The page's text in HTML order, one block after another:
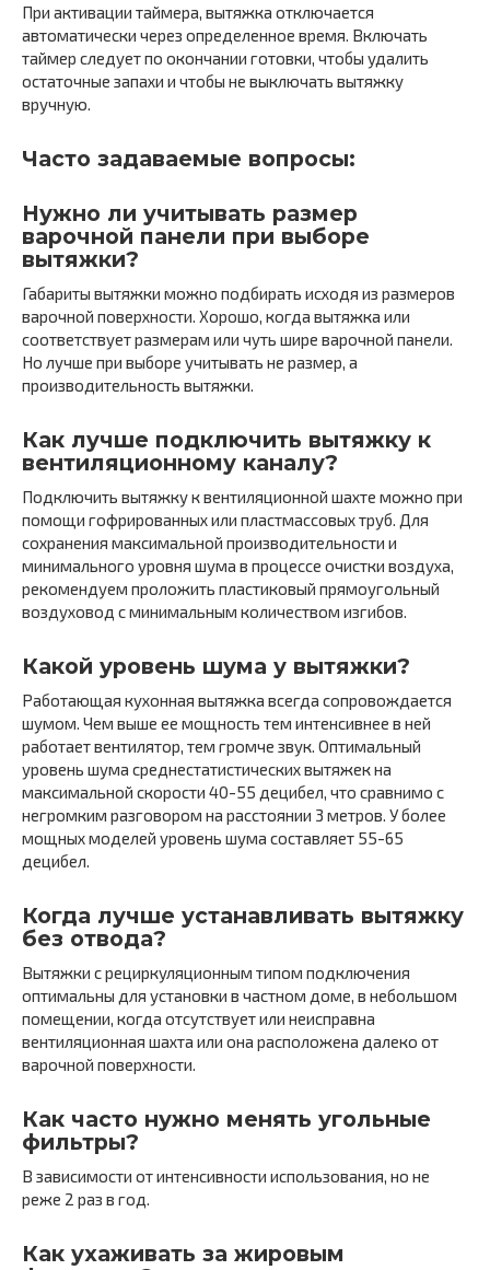
При активации таймера, вытяжка отключается
автоматически через определенное время. Включать
таймер следует по окончании готовки, чтобы удалить
остаточные запахи и чтобы не выключать вытяжку
вручную.
Часто задаваемые вопросы:
Нужно ли учитывать размер
варочной панели при выборе
вытяжки?
Габариты вытяжки можно подбирать исходя из размеров
варочной поверхности. Хорошо, когда вытяжка или
соответствует размерам или чуть шире варочной панели.
Но лучше при выборе учитывать не размер, а
производительность вытяжки.
Как лучше подключить вытяжку к
вентиляционному каналу?
Подключить вытяжку к вентиляционной шахте можно при
помощи гофрированных или пластмассовых труб. Для
сохранения максимальной производительности и
минимального уровня шума в процессе очистки воздуха,
рекомендуем проложить пластиковый прямоугольный
воздуховод с минимальным количеством изгибов.
Какой уровень шума у вытяжки?
Работающая кухонная вытяжка всегда сопровождается
шумом. Чем выше ее мощность тем интенсивнее в ней
работает вентилятор, тем громче звук. Оптимальный
уровень шума среднестатистических вытяжек на
максимальной скорости 40-55 децибел, что сравнимо с
негромким разговором на расстоянии 3 метров. У более
мощных моделей уровень шума составляет 55-65
децибел.
Когда лучше устанавливать вытяжку
без отвода?
Вытяжки с рециркуляционным типом подключения
оптимальны для установки в частном доме, в небольшом
помещении, когда отсутствует или неисправна
вентиляционная шахта или она расположена далеко от
варочной поверхности.
Как часто нужно менять угольные
фильтры?
В зависимости от интенсивности использования, но не
реже 2 раз в год.
Как ухаживать за жировым